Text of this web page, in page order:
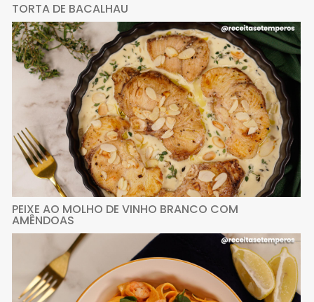
TORTA DE BACALHAU
PEIXE AO MOLHO DE VINHO BRANCO COM
AMÊNDOAS